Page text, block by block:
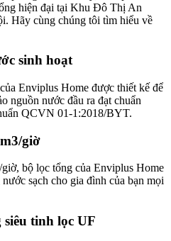
hiện đại tại Khu Đô Thị An
Hãy cùng chúng tôi tìm hiểu về
sinh hoạt
Enviplus Home được thiết kế để
nguồn nước đầu ra đạt chuẩn
QCVN 01-1:2018/BYT.
giờ
bộ lọc tổng của Enviplus Home
sạch cho gia đình của bạn mọi
siêu tinh lọc UF